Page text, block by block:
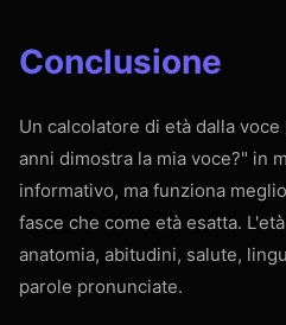
Conclusione
Un calcolatore di età dalla
anni dimostra la mia voce?" in
informativo, ma funziona
fasce che come età esatta.
anatomia, abitudini, salute,
parole pronunciate.